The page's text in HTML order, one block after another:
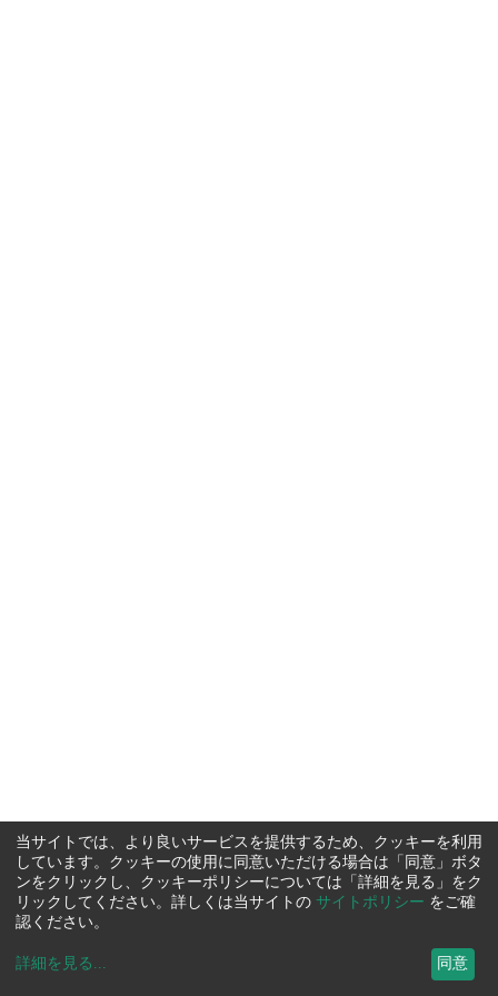
当サイトでは、より良いサービスを提供するため、クッキーを利用
しています。クッキーの使用に同意いただける場合は「同意」ボタ
ンをクリックし、クッキーポリシーについては「詳細を見る」をク
リックしてください。詳しくは当サイトの サイトポリシー をご確
認ください。
詳細を見る ... 同意